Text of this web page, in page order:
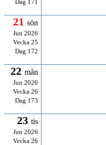
Dag 171
21 sön
Jun 2026
Vecka 25
Dag 172
22 mån
Jun 2026
Vecka 26
Dag 173
23 tis
Jun 2026
Vecka 26